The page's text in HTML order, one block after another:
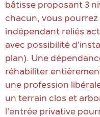
bâtisse proposant 3
chacun, vous
indépendant reliés
avec possibilité
plan). Une
réhabiliter
une profession
un terrain clos et
l'entrée privative